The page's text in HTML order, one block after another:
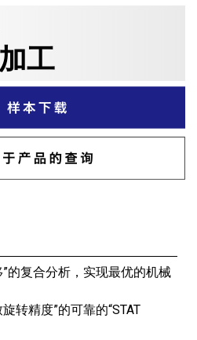
工
”的复合分析，实现最优的机械
转精度”的可靠的“STAT